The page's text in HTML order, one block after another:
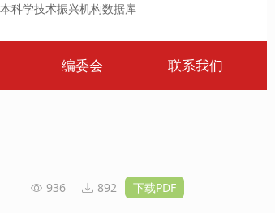
本科学技术振兴机构数据库
编委会 联系我们
936 892 下载PDF